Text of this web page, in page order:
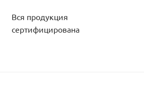
Вся продукция
сертифицирована